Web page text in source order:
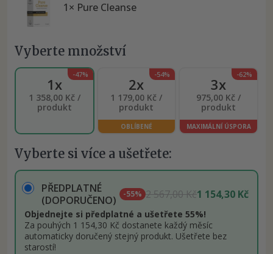
1× Pure Cleanse
Vyberte množství
-47%
1x
1 358,00 Kč /
produkt
-54%
2x
1 179,00 Kč /
produkt
OBLÍBENÉ
-62%
3x
975,00 Kč /
produkt
MAXIMÁLNÍ ÚSPORA
Vyberte si více a ušetřete:
PŘEDPLATNÉ
(DOPORUČENO)
-55% 2 567,00 Kč1 154,30 Kč
Objednejte si předplatné a ušetřete 55%!
Za pouhých 1 154,30 Kč dostanete každý měsíc
automaticky doručený stejný produkt. Ušetřete bez
starostí!